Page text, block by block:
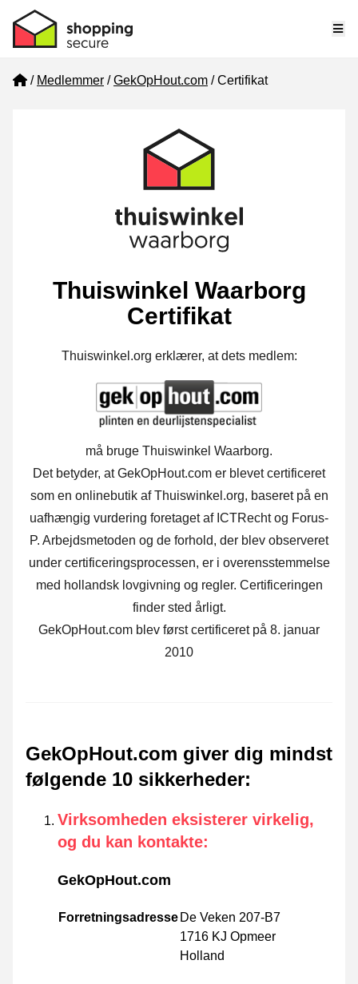
Home
Medlemmer GekOpHout.com Certifikat
Thuiswinkel Waarborg
Certifikat
Thuiswinkel.org erklærer, at dets medlem:
må bruge Thuiswinkel Waarborg.
Det betyder, at GekOpHout.com er blevet certificeret
som en onlinebutik af Thuiswinkel.org, baseret på en
uafhængig vurdering foretaget af ICTRecht og Forus-
P. Arbejdsmetoden og de forhold, der blev observeret
under certificeringsprocessen, er i overensstemmelse
med hollandsk lovgivning og regler. Certificeringen
finder sted årligt.
GekOpHout.com blev først certificeret på 8. januar
2010
GekOpHout.com giver dig mindst
følgende 10 sikkerheder:
Virksomheden eksisterer virkelig,
og du kan kontakte:
GekOpHout.com
Forretningsadresse De Veken 207-B7
1716 KJ Opmeer
Holland